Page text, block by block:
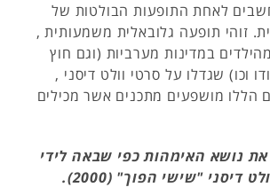
לאחת התופעות הבולטות של
זוהי תופעה גלובאלית משמעותית ,
במדינות מערביות (וגם חוץ
וכו) שגדלו על סרטי וולט דיסני ,
הללו מושפעים מתכנים אשר מכילים
את נושא האימהות כפי שבאה לידי
דיסני "שישי הפוך" (2000).